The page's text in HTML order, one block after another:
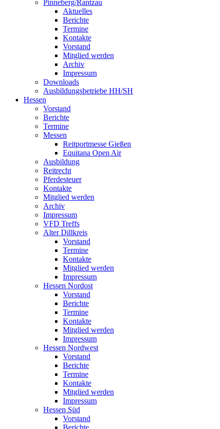
Pinneberg/Rantzau
Aktuelles
Berichte
Termine
Kontakte
Vorstand
Mitglied werden
Archiv
Impressum
Downloads
Ausbildungsbetriebe HH/SH
Hessen
Vorstand
Berichte
Termine
Messen
Reitportmesse Gießen
Equitana Open Air
Ausbildung
Reitrecht
Pferdesteuer
Kontakte
Mitglied werden
Archiv
Impressum
VFD Treffs
Alter Dillkreis
Vorstand
Termine
Kontakte
Mitglied werden
Impressum
Hessen Nordost
Vorstand
Berichte
Termine
Kontakte
Mitglied werden
Impressum
Hessen Nordwest
Vorstand
Berichte
Termine
Kontakte
Mitglied werden
Impressum
Hessen Süd
Vorstand
Berichte